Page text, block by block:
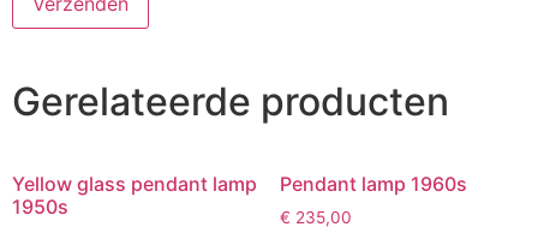
Gerelateerde producten
Yellow glass pendant lamp
1950s
Pendant lamp 1960s
€ 235,00